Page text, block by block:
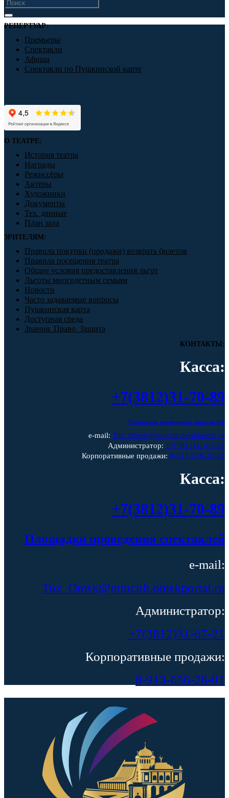
РЕПЕРТУАР:
Премьеры
Спектакли
Афиша
Спектакли по Пушкинской карте
О ТЕАТРЕ:
История театра
Награды
Режиссёры
Актёры
Художники
Документы
Тех. данные
План зала
ЗРИТЕЛЯМ:
Правила покупки (продажи) возврата билетов
Правила посещения театра
Общие условия предоставления льгот
Льготы многодетным семьям
Новости
Часто задаваемые вопросы
Пушкинская карта
Доступная среда
Знания. Право. Защита
КОНТАКТЫ:
Касса:
+7(3812)31-70-89
Площадки проведения спектаклей
e-mail: Tuz_Omsk@mincult.omskportal.ru
Администратор: +7(3812)31-67-21
Корпоративные продажи: 8-913-636-28-01
Касса:
+7(3812)31-70-89
Площадки проведения спектаклей
e-mail:
Tuz_Omsk@mincult.omskportal.ru
Администратор:
+7(3812)31-67-21
Корпоративные продажи:
8-913-636-28-01